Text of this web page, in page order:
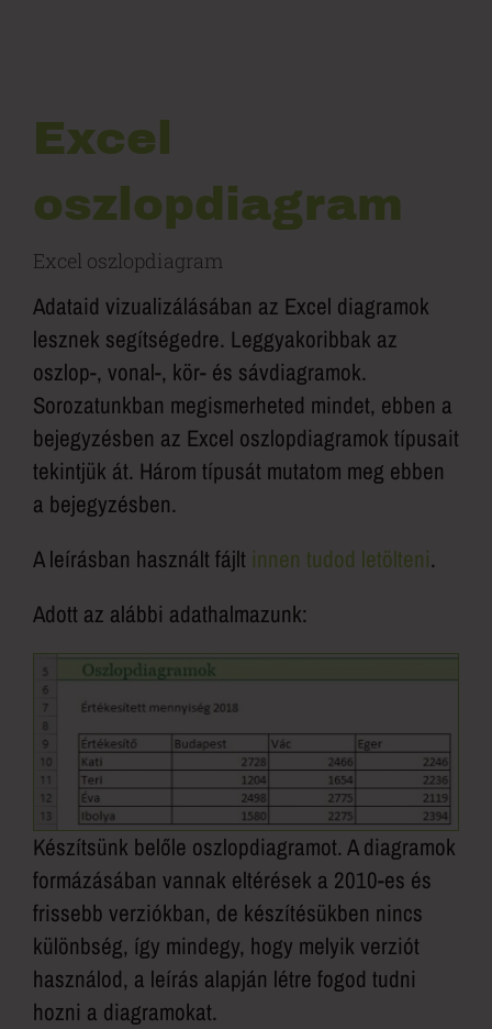
Excel
oszlopdiagram
Excel oszlopdiagram
Adataid vizualizálásában az Excel diagramok
lesznek segítségedre. Leggyakoribbak az
oszlop-, vonal-, kör- és sávdiagramok.
Sorozatunkban megismerheted mindet, ebben a
bejegyzésben az Excel oszlopdiagramok típusait
tekintjük át. Három típusát mutatom meg ebben
a bejegyzésben.
A leírásban használt fájlt innen tudod letölteni.
Adott az alábbi adathalmazunk:
Készítsünk belőle oszlopdiagramot. A diagramok
formázásában vannak eltérések a 2010-es és
frissebb verziókban, de készítésükben nincs
különbség, így mindegy, hogy melyik verziót
használod, a leírás alapján létre fogod tudni
hozni a diagramokat.